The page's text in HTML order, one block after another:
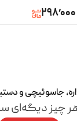
۲۹۸٬۰۰۰
جاسوئیچی و
چیز دیگه‌ای